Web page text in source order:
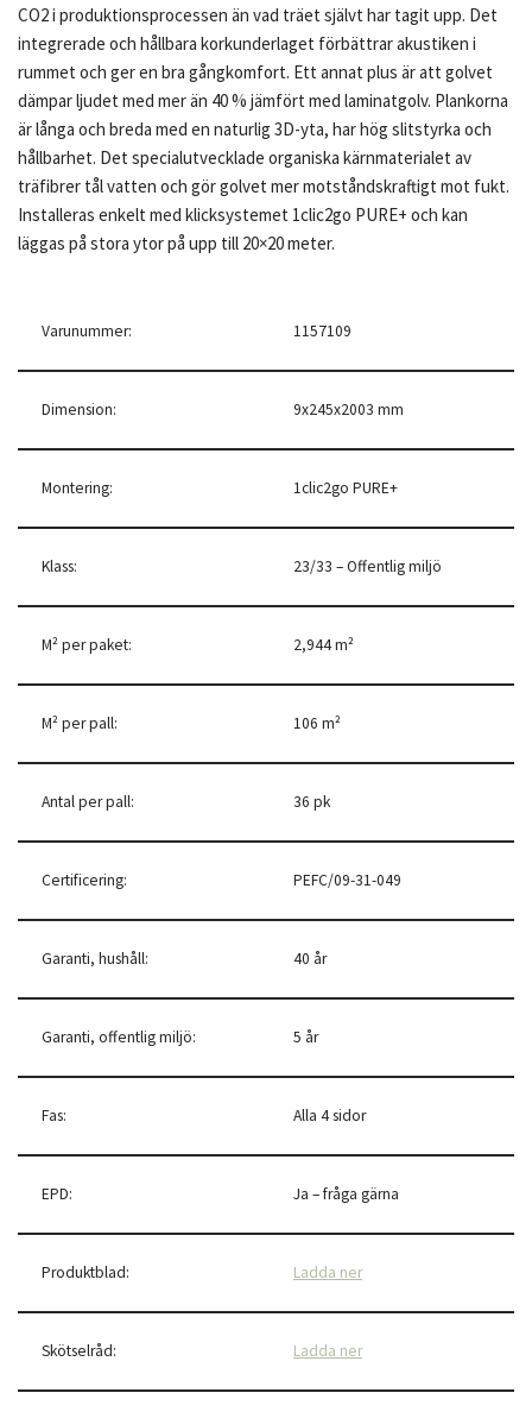
CO2 i produktionsprocessen än vad träet självt har tagit upp. Det
integrerade och hållbara korkunderlaget förbättrar akustiken i
rummet och ger en bra gångkomfort. Ett annat plus är att golvet
dämpar ljudet med mer än 40 % jämfört med laminatgolv. Plankorna
är långa och breda med en naturlig 3D-yta, har hög slitstyrka och
hållbarhet. Det specialutvecklade organiska kärnmaterialet av
träfibrer tål vatten och gör golvet mer motståndskraftigt mot fukt.
Installeras enkelt med klicksystemet 1clic2go PURE+ och kan
läggas på stora ytor på upp till 20×20 meter.
Varunummer: 1157109
Dimension: 9x245x2003 mm
Montering: 1clic2go PURE+
Klass: 23/33 – Offentlig miljö
M² per paket: 2,944 m²
M² per pall: 106 m²
Antal per pall: 36 pk
Certificering: PEFC/09-31-049
Garanti, hushåll: 40 år
Garanti, offentlig miljö: 5 år
Fas: Alla 4 sidor
EPD: Ja – fråga gärna
Produktblad: Ladda ner
Skötselråd: Ladda ner